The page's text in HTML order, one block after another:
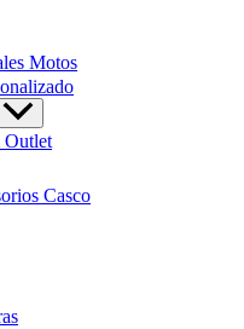
Motos
Outlet
Casco